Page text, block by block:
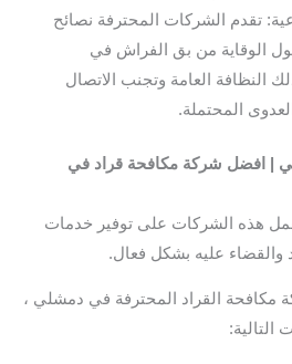
تقدم الشركات المحترفة نصائح
الوقاية من بق الفراش في
النظافة العامة وتجنب الاتصال
المحتملة.
| افضل شركة مكافحة قراد في
هذه الشركات على توفير خدمات
عليه بشكل فعال.
مكافحة القراد المحترفة في دمشلي ،
التالية: